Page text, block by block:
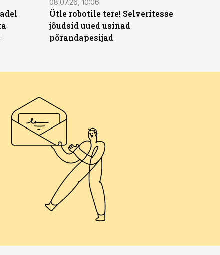
08.07.26, 10:06
Ütle robotile tere! Selveritesse
jõudsid uued usinad
põrandapesijad